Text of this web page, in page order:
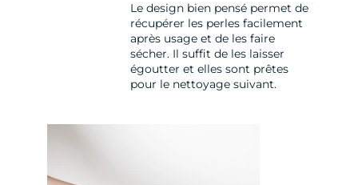
Le design bien pensé permet de
récupérer les perles facilement
après usage et de les faire
sécher. Il suffit de les laisser
égoutter et elles sont prêtes
pour le nettoyage suivant.